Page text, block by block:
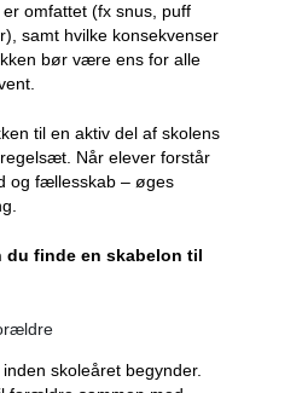
omfattet (fx snus, puff
samt hvilke konsekvenser
bør være ens for alle
til en aktiv del af skolens
Når elever forstår
og fællesskab – øges
du finde en skabelon til
skoleåret begynder.